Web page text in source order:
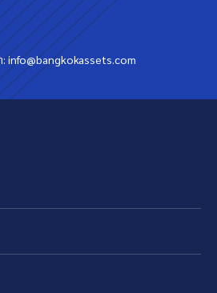
:info@bangkokassets.com